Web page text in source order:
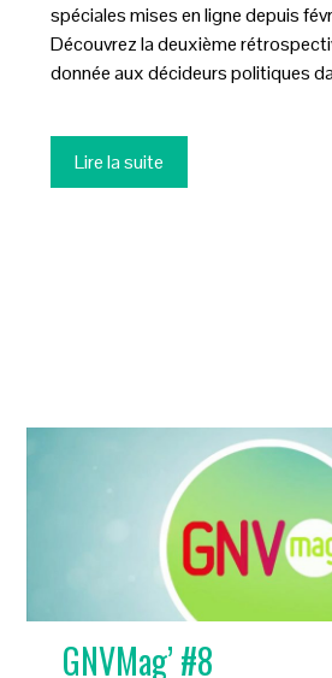
spéciales mises en ligne depuis
Découvrez la deuxième
donnée aux décideurs politiques
Lire la suite
GNVMag’ #8